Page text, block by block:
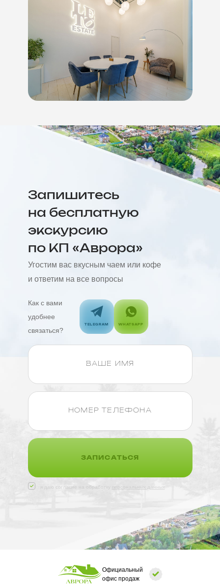
Запишитесь
на бесплатную
экскурсию
по КП «Аврора»
Угостим вас вкусным чаем или кофе
и ответим на все вопросы
Как с вами
удобнее
связаться?
TELEGRAM WHATSAPP
ЗАПИСАТЬСЯ
я даю согласие на обработку персональных данных
Официальный
офис продаж